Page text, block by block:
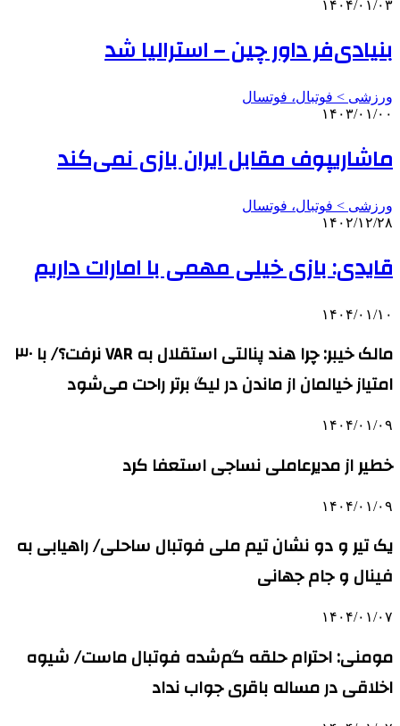
۱۴۰۴/۰۱/۰۳
بنیادی‌فر داور چین – استرالیا شد
ورزشی > فوتبال، فوتسال
۱۴۰۳/۰۱/۰۰
ماشاریپوف مقابل ایران بازی نمی‌کند
ورزشی > فوتبال، فوتسال
۱۴۰۲/۱۲/۲۸
قایدی: بازی خیلی مهمی با امارات داریم
۱۴۰۴/۰۱/۱۰
مالک خیبر: چرا هند پنالتی استقلال به VAR نرفت؟/ با ۳۰
امتیاز خیالمان از ماندن در لیگ برتر راحت می‌شود
۱۴۰۴/۰۱/۰۹
خطیر از مدیرعاملی نساجی استعفا کرد
۱۴۰۴/۰۱/۰۹
یک تیر و دو نشان تیم ملی فوتبال ساحلی/ راهیابی به
فینال و جام جهانی
۱۴۰۴/۰۱/۰۷
مومنی: احترام حلقه گم‌شده فوتبال ماست/ شیوه
اخلاقی در مساله باقری جواب نداد